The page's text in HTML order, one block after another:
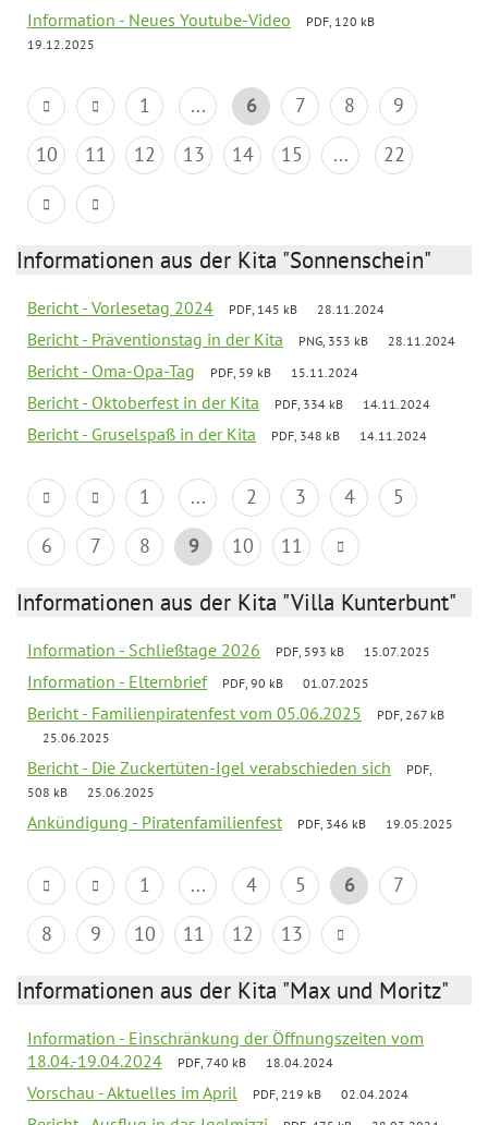
Information - Neues Youtube-Video
PDF, 120 kB
19.12.2025
1 ... 6 7 8
9
10
11 12 13 14 15 ... 22
Informationen aus der Kita "Sonnenschein"
Bericht - Vorlesetag 2024 PDF, 145 kB 28.11.2024
Bericht - Präventionstag in der Kita PNG, 353 kB 28.11.2024
Bericht - Oma-Opa-Tag PDF, 59 kB 15.11.2024
Bericht - Oktoberfest in der Kita PDF, 334 kB 14.11.2024
Bericht - Gruselspaß in der Kita PDF, 348 kB 14.11.2024
1 ... 2 3 4
5
6
7 8 9 10 11
Informationen aus der Kita "Villa Kunterbunt"
Information - Schließtage 2026 PDF, 593 kB 15.07.2025
Information - Elternbrief PDF, 90 kB 01.07.2025
Bericht - Familienpiratenfest vom 05.06.2025
PDF, 267 kB
25.06.2025
Bericht - Die Zuckertüten-Igel verabschieden sich
PDF,
508 kB
25.06.2025
Ankündigung - Piratenfamilienfest PDF, 346 kB 19.05.2025
1 ... 4 5 6
7
8
9 10 11 12 13
Informationen aus der Kita "Max und Moritz"
Information - Einschränkung der Öffnungszeiten vom
18.04.-19.04.2024
PDF, 740 kB 18.04.2024
Vorschau - Aktuelles im April PDF, 219 kB 02.04.2024